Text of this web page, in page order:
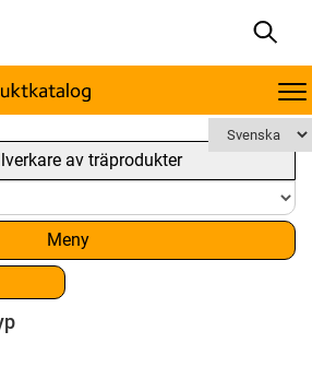
av träprodukter
Meny